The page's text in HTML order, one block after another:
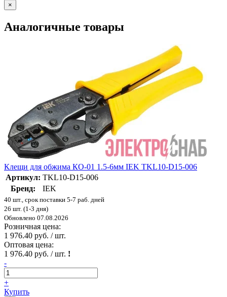
×
Аналогичные товары
Клещи для обжима КО-01 1.5-6мм IEK TKL10-D15-006
Артикул: TKL10-D15-006
Бренд:
IEK
40 шт., срок поставки 5-7 раб. дней
26 шт. (1-3 дня)
Обновлено 07.08.2026
Розничная цена:
1 976.40 руб. / шт.
Оптовая цена:
1 976.40 руб. / шт. !
-
+
Купить